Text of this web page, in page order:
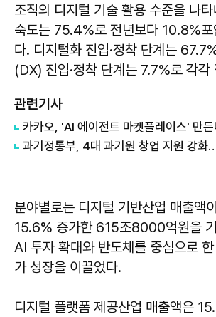
조직의 디지털 기술 활용 수준을 나
숙도는 75.4%로 전년보다 10.8%
다. 디지털화 진입·정착 단계는
(DX) 진입·정착 단계는 7.7%로 각각
관련기사
분야별로는 디지털 기반산업 매출액
15.6% 증가한 615조8000억원을
AI 투자 확대와 반도체를 중심으로
가 성장을 이끌었다.
디지털 플랫폼 제공산업 매출액은